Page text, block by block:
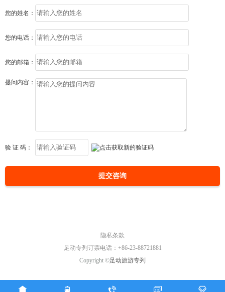
您的姓名：
您的电话：
您的邮箱：
提问内容：
验 证 码：
提交咨询
隐私条款
足动专列订票电话：+86-23-88721881
Copyright ©足动旅游专列
    